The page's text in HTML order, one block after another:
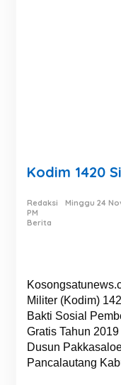
Kodim 1420
Redaksi
Minggu 24
PM
Berita
Militer (Kodim)
Bakti Sosial
Gratis Tahun
Dusun
Pancalautang